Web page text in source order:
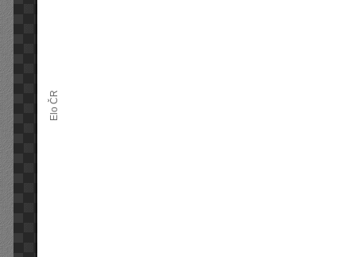
Elo ČR